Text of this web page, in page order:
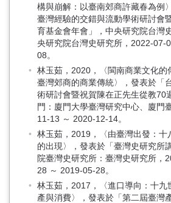
構與崩解：以臺南郊商許藏春為例
臺灣經驗的交錯與流動學術研討會
育基金會年會」，中央研究院台灣
央研究院台灣史研究所，2022-07-
08。
林玉茹，2020，〈閩南商業文化的
臺灣郊商的商業傳統〉，發表於「
術研討會暨祝賀陳在正先生從教70
門：廈門大學臺灣研究中心、廈門
11-13 ～ 2020-12-14。
林玉茹，2019，〈由臺灣出發：十
的出現〉，發表於「臺灣史研究所
院臺灣史研究所：臺灣史研究所，
28 ～ 2019-05-28。
林玉茹，2017，〈進口導向：十九
產與消費〉，發表於「第二屆臺灣